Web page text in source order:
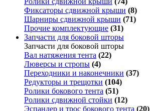
Фиксаторы сдвижной крыши (8)
Шарниры сдвижной крыши (71)
Прочие комплектующие (31)
Запчасти для боковой шторы
Запчасти для боковой шторы
Вал натяжения тента (22)
Люверсы и стропы (4)
Переходники и наконечники (37)
Редукторы и трещотки (104)
Ролики бокового тента (51)
Ролики сдвижной стойки (12)
Эспандер и трос бокового тента (20)